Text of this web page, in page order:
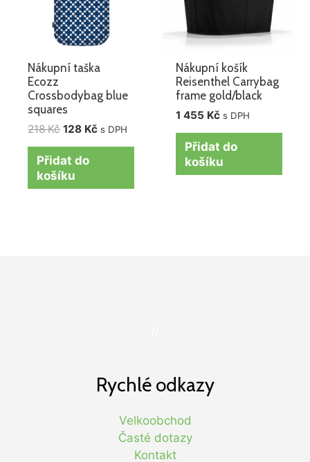
Nákupní taška
Ecozz
Crossbodybag blue
squares
218Kč 128 Kč s DPH
Přidat do
košíku
Nákupní košík
Reisenthel Carrybag
frame gold/black
1 455 Kč s DPH
Přidat do
košíku
Rychlé odkazy
Velkoobchod
Časté dotazy
Kontakt